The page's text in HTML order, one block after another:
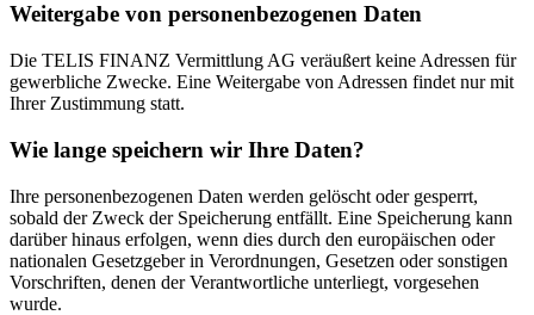
Weitergabe von personenbezogenen Daten
Die TELIS FINANZ Vermittlung AG veräußert keine Adressen für
gewerbliche Zwecke. Eine Weitergabe von Adressen findet nur mit
Ihrer Zustimmung statt.
Wie lange speichern wir Ihre Daten?
Ihre personenbezogenen Daten werden gelöscht oder gesperrt,
sobald der Zweck der Speicherung entfällt. Eine Speicherung kann
darüber hinaus erfolgen, wenn dies durch den europäischen oder
nationalen Gesetzgeber in Verordnungen, Gesetzen oder sonstigen
Vorschriften, denen der Verantwortliche unterliegt, vorgesehen
wurde.